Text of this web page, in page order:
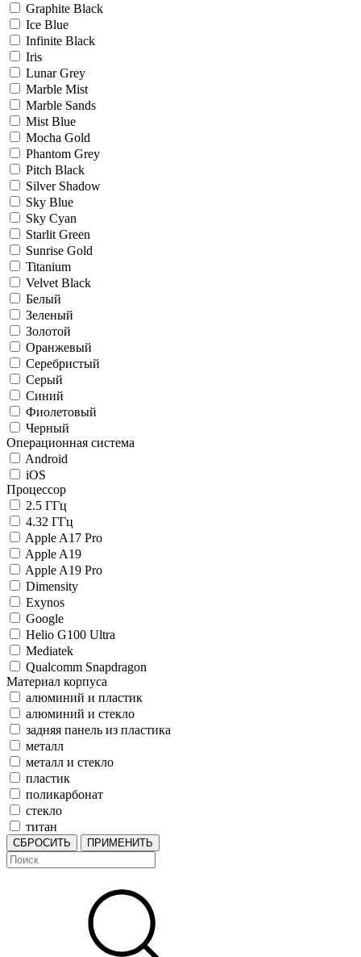
Graphite Black
Ice Blue
Infinite Black
Iris
Lunar Grey
Marble Mist
Marble Sands
Mist Blue
Mocha Gold
Phantom Grey
Pitch Black
Silver Shadow
Sky Blue
Sky Cyan
Starlit Green
Sunrise Gold
Titanium
Velvet Black
Белый
Зеленый
Золотой
Оранжевый
Серебристый
Серый
Синий
Фиолетовый
Черный
Операционная система
Android
iOS
Процессор
2.5 ГГц
4.32 ГГц
Apple A17 Pro
Apple A19
Apple A19 Pro
Dimensity
Exynos
Google
Helio G100 Ultra
Mediatek
Qualcomm Snapdragon
Материал корпуса
алюминий и пластик
алюминий и стекло
задняя панель из пластика
металл
металл и стекло
пластик
поликарбонат
стекло
титан
СБРОСИТЬ ПРИМЕНИТЬ